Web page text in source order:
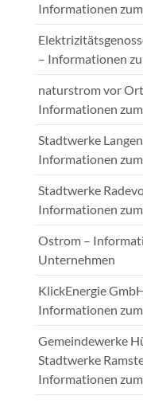
Informationen
– Informationen
naturstrom vor
Informationen
Stadtwerke
Informationen
Stadtwerke
Informationen
Ostrom –
Unternehmen
KlickEnergie
Informationen
Gemeindewerke
Stadtwerke
Informationen